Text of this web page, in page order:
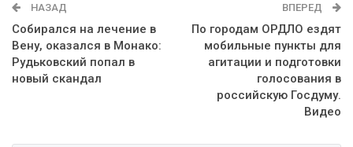
НАЗАД
Собирался на лечение в
Вену, оказался в Монако:
Рудьковский попал в
новый скандал
ВПЕРЕД
По городам ОРДЛО ездят
мобильные пункты для
агитации и подготовки
голосования в
российскую Госдуму.
Видео